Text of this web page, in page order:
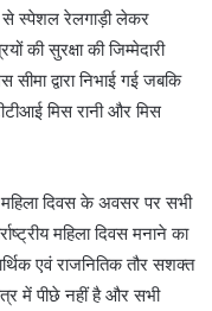
से स्पेशल रेलगाड़ी लेकर
की सुरक्षा की जिम्मेदारी
द्वारा निभाई गई जबकि
मिस रानी और मिस
दिवस के अवसर पर सभी
महिला दिवस मनाने का
एवं राजनितिक तौर सशक्त
में पीछे नहीं है और सभी